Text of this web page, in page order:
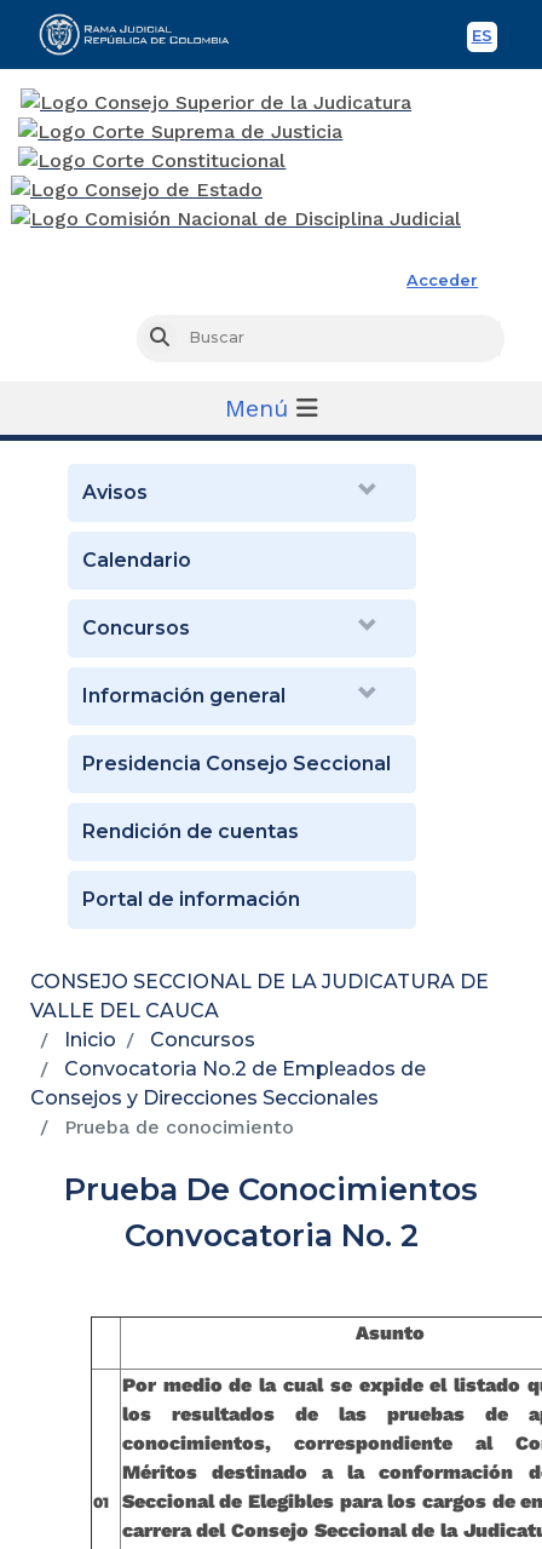
ES
Acceder
Buscar
Menú
Avisos
Calendario
Concursos
Información general
Presidencia Consejo Seccional
Rendición de cuentas
Portal de información
CONSEJO SECCIONAL DE LA JUDICATURA DE
VALLE DEL CAUCA
Inicio
Concursos
Convocatoria No.2 de Empleados de
Consejos y Direcciones Seccionales
Prueba de conocimiento
Prueba De Conocimientos
Convocatoria No. 2
Asunto
01
Por medio de la cual se expide el listado
los resultados de las pruebas de
conocimientos, correspondiente al
Méritos destinado a la conformación
Seccional de Elegibles para los cargos de
carrera del Consejo Seccional de la